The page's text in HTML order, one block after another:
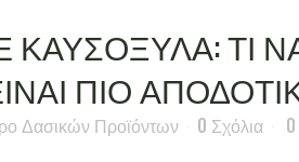
ΤΙ
ΠΙΟ
Δασικών Προϊόντων 0 Σχόλια 0